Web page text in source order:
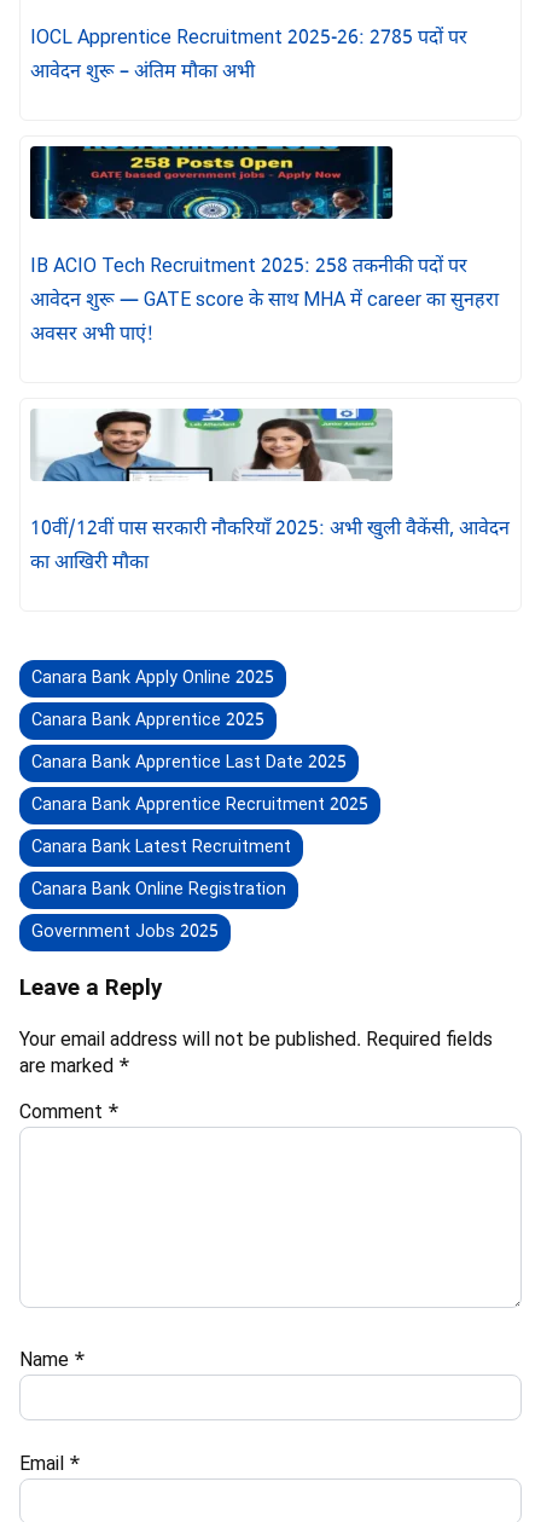
IOCL Apprentice Recruitment 2025-26: 2785 पदों पर
आवेदन शुरू – अंतिम मौका अभी
IB ACIO Tech Recruitment 2025: 258 तकनीकी पदों पर
आवेदन शुरू — GATE score के साथ MHA में career का सुनहरा
अवसर अभी पाएं!
10वीं/12वीं पास सरकारी नौकरियाँ 2025: अभी खुली वैकेंसी, आवेदन
का आखिरी मौका
Canara Bank Apply Online 2025
Canara Bank Apprentice 2025
Canara Bank Apprentice Last Date 2025
Canara Bank Apprentice Recruitment 2025
Canara Bank Latest Recruitment
Canara Bank Online Registration
Government Jobs 2025
Leave a Reply
Your email address will not be published. Required fields
are marked *
Comment *
Name *
Email *